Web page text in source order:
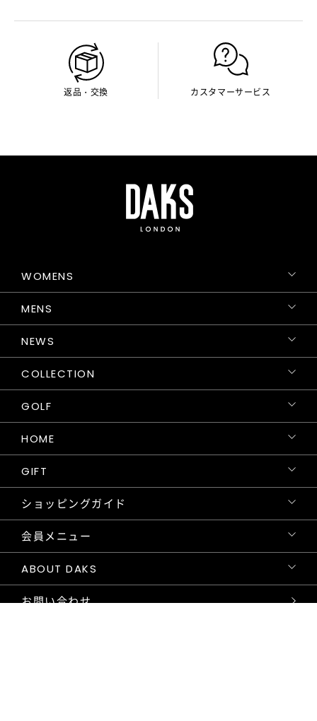
返品・交換 カスタマーサービス
WOMENS
MENS
NEWS
COLLECTION
GOLF
HOME
GIFT
ショッピングガイド
会員メニュー
ABOUT DAKS
お問い合わせ